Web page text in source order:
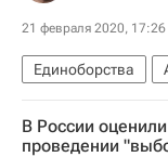
21 февраля 2020, 17:26
Единоборства
Ясубей Эномото
Интервью РИА
В России
проведении